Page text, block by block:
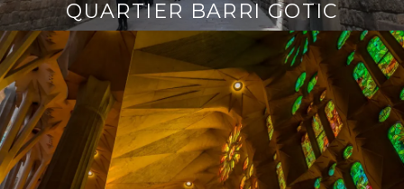
QUARTIER BARRI GOTIC